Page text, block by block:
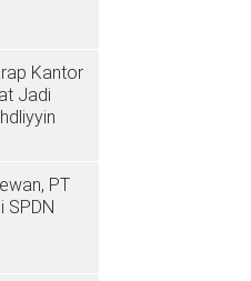
Kantor
Jadi
PT
SPDN